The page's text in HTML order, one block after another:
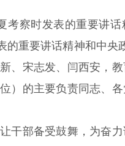
察时发表的重要讲话
重要讲话精神和中央
、宋志发、闫西安，
）的主要负责同志、
部备受鼓舞，为奋